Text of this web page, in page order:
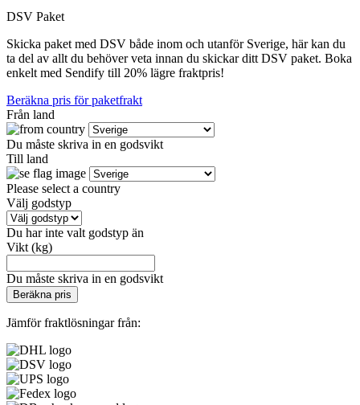
DSV Paket
Skicka paket med DSV både inom och utanför Sverige, här kan du
ta del av allt du behöver veta innan du skickar ditt DSV paket. Boka
enkelt med Sendify till 20% lägre fraktpris!
Beräkna pris för paketfrakt
Från land
Du måste skriva in en godsvikt
Till land
Please select a country
Välj godstyp
Du har inte valt godstyp än
Vikt (kg)
Du måste skriva in en godsvikt
Beräkna pris
Jämför fraktlösningar från: